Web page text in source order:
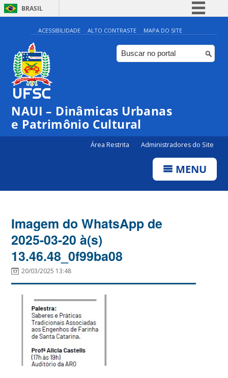
BRASIL
Simplifique!
Comunica BR
Participe
Canais
ACESSIBILIDADE ALTO CONTRASTE MAPA DO SITE
NAUI – Dinâmicas Urbanas
e Patrimônio Cultural
Área Restrita Administradores do Site
MENU
Imagem do WhatsApp de
2025-03-20 à(s)
13.46.48_0f99ba08
20/03/2025 13:48